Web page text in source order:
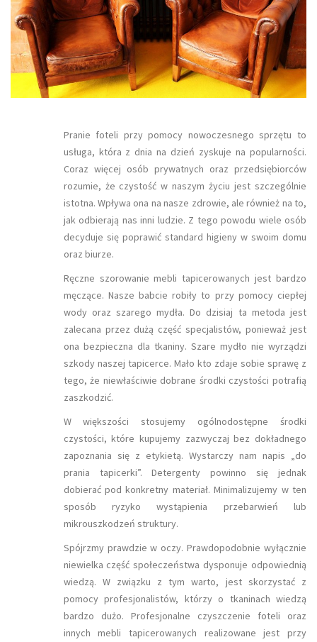
Pranie foteli przy pomocy nowoczesnego sprzętu to
usługa, która z dnia na dzień zyskuje na popularności.
Coraz więcej osób prywatnych oraz przedsiębiorców
rozumie, że czystość w naszym życiu jest szczególnie
istotna. Wpływa ona na nasze zdrowie, ale również na to,
jak odbierają nas inni ludzie. Z tego powodu wiele osób
decyduje się poprawić standard higieny w swoim domu
oraz biurze.
Ręczne szorowanie mebli tapicerowanych jest bardzo
męczące. Nasze babcie robiły to przy pomocy ciepłej
wody oraz szarego mydła. Do dzisiaj ta metoda jest
zalecana przez dużą część specjalistów, ponieważ jest
ona bezpieczna dla tkaniny. Szare mydło nie wyrządzi
szkody naszej tapicerce. Mało kto zdaje sobie sprawę z
tego, że niewłaściwie dobrane środki czystości potrafią
zaszkodzić.
W większości stosujemy ogólnodostępne środki
czystości, które kupujemy zazwyczaj bez dokładnego
zapoznania się z etykietą. Wystarczy nam napis „do
prania tapicerki”. Detergenty powinno się jednak
dobierać pod konkretny materiał. Minimalizujemy w ten
sposób ryzyko wystąpienia przebarwień lub
mikrouszkodzeń struktury.
Spójrzmy prawdzie w oczy. Prawdopodobnie wyłącznie
niewielka część społeczeństwa dysponuje odpowiednią
wiedzą. W związku z tym warto, jest skorzystać z
pomocy profesjonalistów, którzy o tkaninach wiedzą
bardzo dużo. Profesjonalne czyszczenie foteli oraz
innych mebli tapicerowanych realizowane jest przy